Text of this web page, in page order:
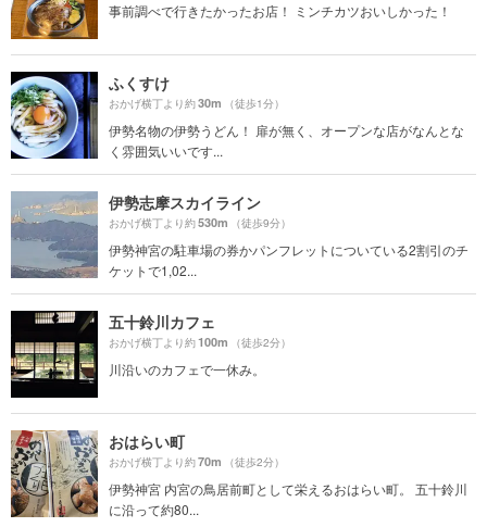
事前調べで行きたかったお店！ ミンチカツおいしかった！
ふくすけ
おかげ横丁より約30m （徒歩1分）
伊勢名物の伊勢うどん！ 扉が無く、オープンな店がなんとな
く雰囲気いいです...
伊勢志摩スカイライン
おかげ横丁より約530m （徒歩9分）
伊勢神宮の駐車場の券かパンフレットについている2割引のチ
ケットで1,02...
五十鈴川カフェ
おかげ横丁より約100m （徒歩2分）
川沿いのカフェで一休み。
おはらい町
おかげ横丁より約70m （徒歩2分）
伊勢神宮 内宮の鳥居前町として栄えるおはらい町。 五十鈴川
に沿って約80...